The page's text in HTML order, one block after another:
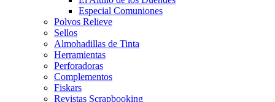
Especial Comuniones
Polvos Relieve
Sellos
Almohadillas de Tinta
Herramientas
Perforadoras
Complementos
Fiskars
Revistas Scrapbooking